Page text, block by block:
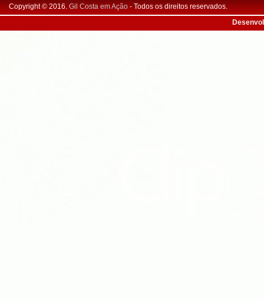
Copyright © 2016. Gil Costa em Ação - Todos os direitos reservados.